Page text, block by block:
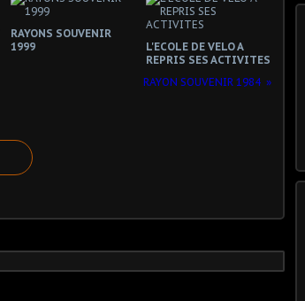
RAYONS SOUVENIR
1999
L'ECOLE DE VELO A
REPRIS SES ACTIVITES
RAYON SOUVENIR 1984